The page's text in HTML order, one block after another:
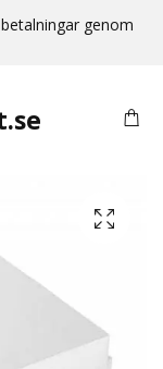
genom